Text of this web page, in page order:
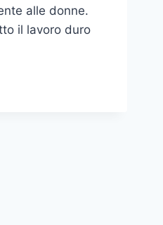
alle donne.
il lavoro duro